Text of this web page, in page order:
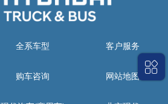
全系车型 客户服务
购车咨询 网站地图